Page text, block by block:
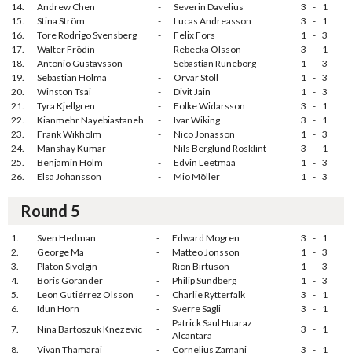
14.
Andrew Chen - Severin Davelius 3 - 1
15.
Stina Ström - Lucas Andreasson 3 - 1
16.
Tore Rodrigo Svensberg - Felix Fors 1 - 3
17.
Walter Frödin - Rebecka Olsson 3 - 1
18.
Antonio Gustavsson - Sebastian Runeborg 1 - 3
19.
Sebastian Holma - Orvar Stoll 1 - 3
20.
Winston Tsai - Divit Jain 1 - 3
21.
Tyra Kjellgren - Folke Widarsson 3 - 1
22.
Kianmehr Nayebiastaneh - Ivar Wiking 3 - 1
23.
Frank Wikholm - Nico Jonasson 1 - 3
24.
Manshay Kumar - Nils Berglund Rosklint 3 - 1
25.
Benjamin Holm - Edvin Leetmaa 1 - 3
26.
Elsa Johansson - Mio Möller 1 - 3
Round 5
1. Sven Hedman - Edward Mogren 3 - 1
2.
George Ma - Matteo Jonsson 1 - 3
3.
Platon Sivolgin - Rion Birtuson 1 - 3
4.
Boris Görander - Philip Sundberg 1 - 3
5.
Leon Gutiérrez Olsson - Charlie Rytterfalk 3 - 1
6.
Idun Horn - Sverre Sagli 3 - 1
7.
Nina Bartoszuk Knezevic -
Patrick Saul Huaraz
Alcantara
3 - 1
8.
Vivan Thamarai - Cornelius Zamani 3 - 1